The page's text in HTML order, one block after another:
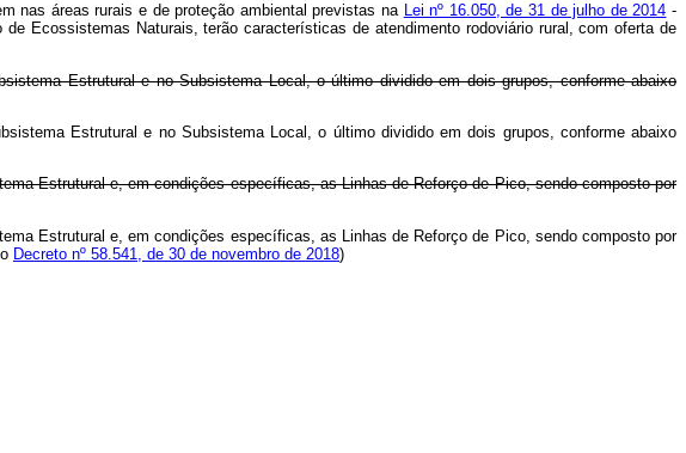
nas áreas rurais e de proteção ambiental previstas na Lei nº 16.050, de 31 de julho de 2014 -
Ecossistemas Naturais, terão características de atendimento rodoviário rural, com oferta de
Estrutural e no Subsistema Local, o último dividido em dois grupos, conforme abaixo
Estrutural e no Subsistema Local, o último dividido em dois grupos, conforme abaixo
Estrutural e, em condições específicas, as Linhas de Reforço de Pico, sendo composto por
Estrutural e, em condições específicas, as Linhas de Reforço de Pico, sendo composto por
Decreto nº 58.541, de 30 de novembro de 2018)